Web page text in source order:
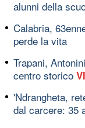
alunni della
Calabria,
perde la vita
Trapani,
centro storico
'Ndrangheta,
dal carcere: 35